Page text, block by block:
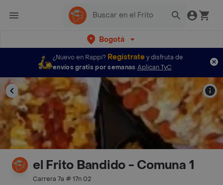
Bogotá
¿Nuevo en Rappi? Regístratey disfruta de
envíos gratis por semanas Aplican TyC
el Frito Bandido - Comuna 1
Carrera 7a # 17n 02